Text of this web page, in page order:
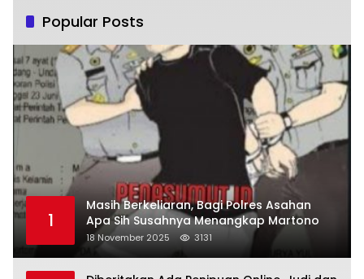
Popular Posts
1
Masih Berkeliaran, Bagi Polres Asahan
Apa Sih Susahnya Menangkap Martono
18 November 2025 3131